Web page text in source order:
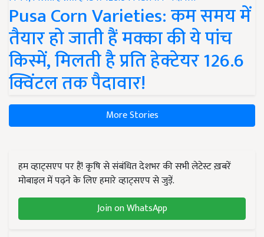
Pusa Corn Varieties: कम समय में
तैयार हो जाती हैं मक्का की ये पांच
किस्में, मिलती है प्रति हेक्टेयर 126.6
क्विंटल तक पैदावार!
More Stories
हम व्हाट्सएप पर हैं! कृषि से संबंधित देशभर की सभी लेटेस्ट ख़बरें
मोबाइल में पढ़ने के लिए हमारे व्हाट्सएप से जुड़ें.
Join on WhatsApp